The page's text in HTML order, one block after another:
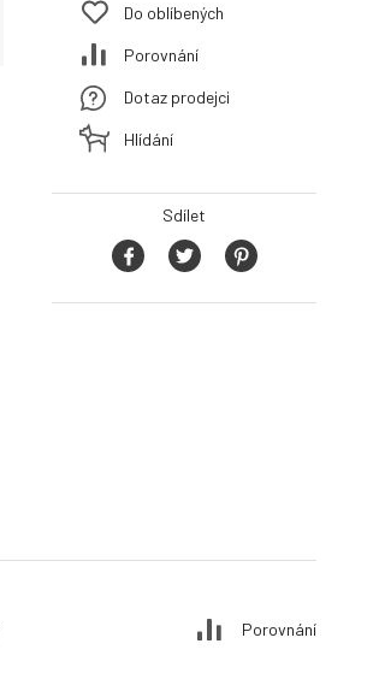
Do oblíbených
Porovnání
Dotaz prodejci
Hlídání
Sdílet
Porovnání